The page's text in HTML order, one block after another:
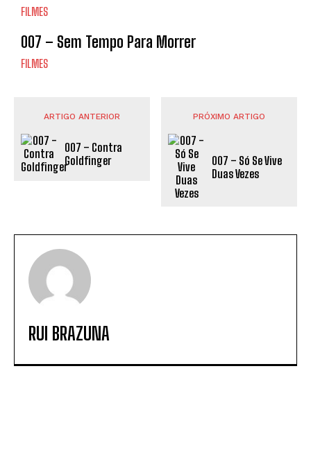
FILMES
007 – Sem Tempo Para Morrer
FILMES
ARTIGO ANTERIOR
007 – Contra
Goldfinger
PRÓXIMO ARTIGO
007 – Só Se Vive
Duas Vezes
RUI BRAZUNA